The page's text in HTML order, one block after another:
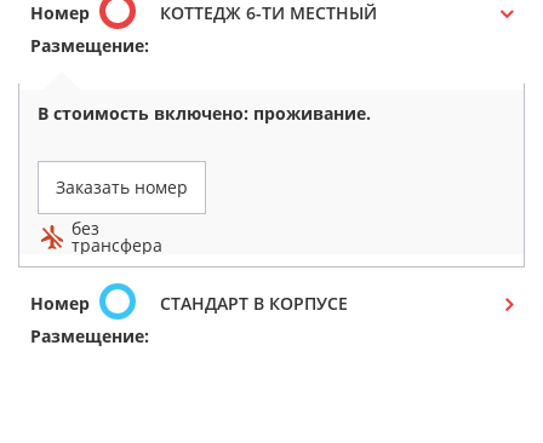
Номер
КОТТЕДЖ 6-ТИ МЕСТНЫЙ
Размещение:
В стоимость включено: проживание.
Заказать номер
без
трансфера
Номер
СТАНДАРТ В КОРПУСЕ
Размещение: